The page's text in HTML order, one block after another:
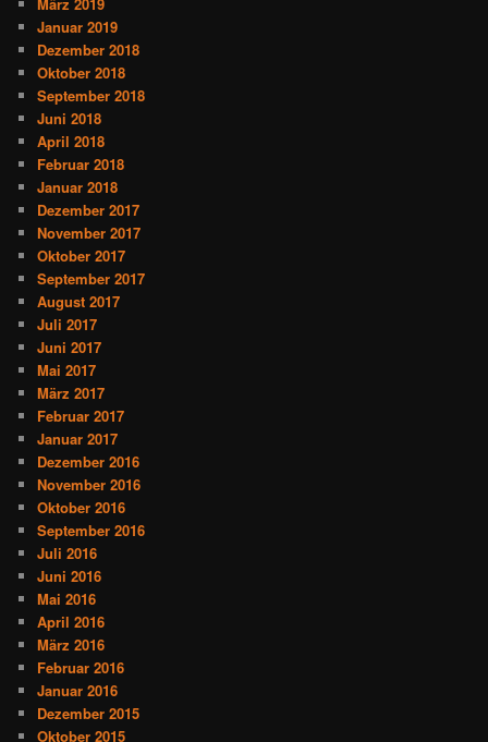
Januar 2019
Dezember 2018
Oktober 2018
September 2018
Juni 2018
April 2018
Februar 2018
Januar 2018
Dezember 2017
November 2017
Oktober 2017
September 2017
August 2017
Juli 2017
Juni 2017
Mai 2017
März 2017
Februar 2017
Januar 2017
Dezember 2016
November 2016
Oktober 2016
September 2016
Juli 2016
Juni 2016
Mai 2016
April 2016
März 2016
Februar 2016
Januar 2016
Dezember 2015
Oktober 2015